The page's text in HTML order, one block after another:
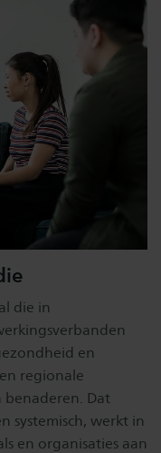
die in
en
regionale
benaderen. Dat
systemisch, werkt in
en organisaties aan